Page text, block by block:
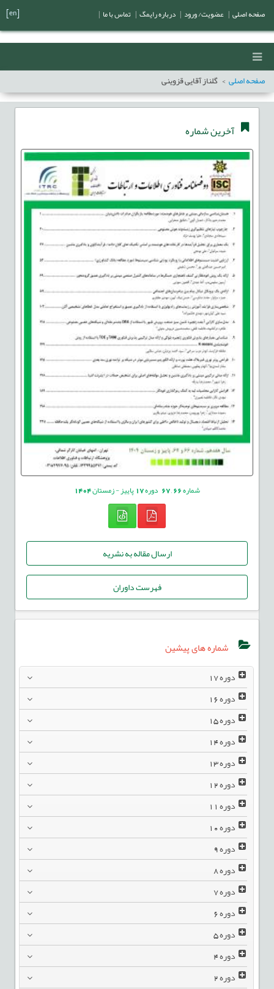
صفحه اصلی گلناز آقایی قزوینی
آخرین شماره
شماره66
,
67 دوره17پاییز - زمستان1404
ارسال مقاله به نشریه
فهرست داوران
شماره های پیشین
دوره17
دوره16
دوره15
دوره14
دوره13
دوره12
دوره11
دوره10
دوره9
دوره8
دوره7
دوره6
دوره5
دوره4
دوره2
صفحه اصلی عضویت/ ورود درباره رایمگ تماس با ما